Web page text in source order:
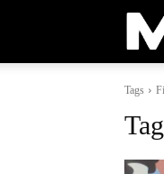
Tags